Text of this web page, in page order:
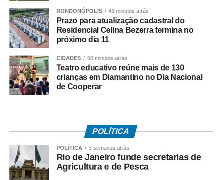
• Trabalhou com carteira assinada por no mínimo 30 dias
em 2024;
• Recebeu remuneração média mensal de até R$ 2.766
no ano-base;
• Teve os dados corretamente informados pelo
Instituído pela Lei nº 7.998/90, o abono salarial pode
chegar até a um salário mínimo, proporcional ao
período trabalhado. Os recursos vêm do Fundo de
Amparo ao Trabalhador (FAT), com a habilitação feita
pelo Ministério do Trabalho e Emprego.
RONDONÓPOLIS 49 minutos atrás
Prazo para atualização cadastral do
Residencial Celina Bezerra termina no
próximo dia 11
CIDADES 50 minutos atrás
Teatro educativo reúne mais de 130
crianças em Diamantino no Dia Nacional
de Cooperar
POLÍTICA
POLÍTICA 3 semanas atrás
Rio de Janeiro funde secretarias de
Agricultura e de Pesca